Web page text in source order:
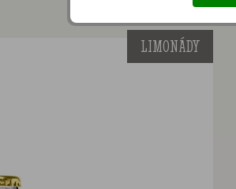
LIMONÁDY